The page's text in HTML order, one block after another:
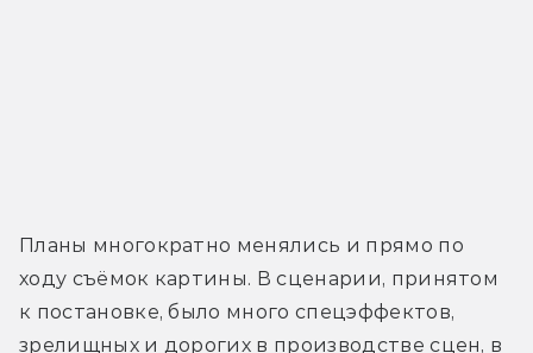
Планы многократно менялись и прямо по
ходу съёмок картины. В сценарии, принятом
к постановке, было много спецэффектов,
зрелищных и дорогих в производстве сцен, в